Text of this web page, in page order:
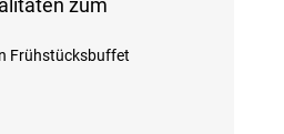
zum
Frühstücksbuffet